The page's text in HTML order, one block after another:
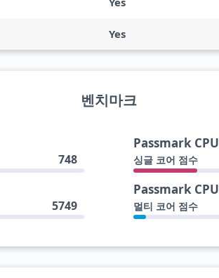
Yes
벤치마크
748
5749
Passmark CPU
싱글 코어 점수
Passmark CPU
멀티 코어 점수